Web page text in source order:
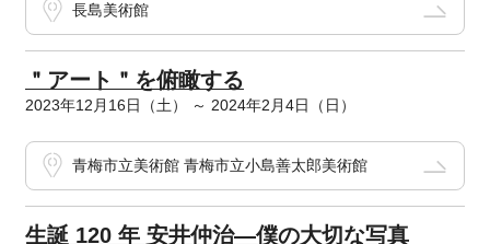
長島美術館
＂アート＂を俯瞰する
2023年12月16日（土） ～ 2024年2月4日（日）
青梅市立美術館 青梅市立小島善太郎美術館
生誕 120 年 安井仲治―僕の大切な写真